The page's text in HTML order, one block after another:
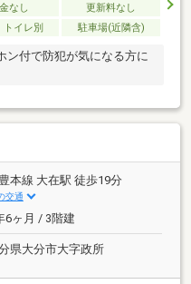
なし
更新料なし
トイレ別 駐車場(近隣含)
ン付で防犯が気になる方に
本線 大在駅 徒歩19分
交通
6ヶ月 / 3階建
県大分市大字政所